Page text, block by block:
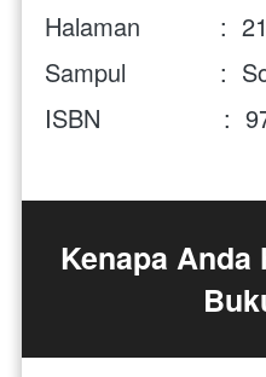
Halaman           :
Sampul             :
ISBN                 :
Kenapa